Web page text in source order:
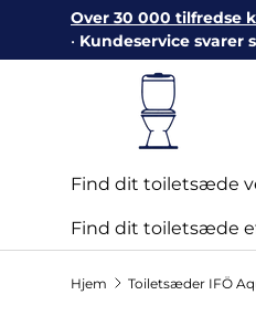
Gå til indhold
Over 30 000 tilfredse
• Kundeservice svarer
Find dit toiletsæde
Find dit toiletsæde
Hjem Toiletsæder IFÖ